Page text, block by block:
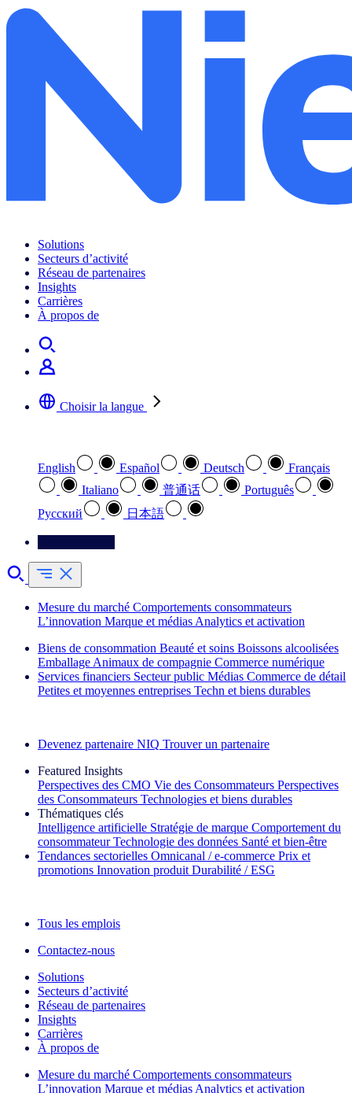
Solutions
Secteurs d’activité
Réseau de partenaires
Insights
Carrières
À propos de
Choisir la langue
English Español Deutsch
Français
Italiano
普通话
Português
Pусский
日本語
Mesure du marché Comportements consommateurs
L’innovation Marque et médias Analytics et activation
Biens de consommation Beauté et soins Boissons alcoolisées
Emballage Animaux de compagnie Commerce numérique
Services financiers Secteur public Médias Commerce de détail
Petites et moyennes entreprises Techn et biens durables
Devenez partenaire NIQ Trouver un partenaire
Featured Insights
Perspectives des CMO Vie des Consommateurs Perspectives
des Consommateurs Technologies et biens durables
Thématiques clés
Intelligence artificielle Stratégie de marque Comportement du
consommateur Technologie des données Santé et bien‑être
Tendances sectorielles Omnicanal / e‑commerce Prix et
promotions Innovation produit Durabilité / ESG
Tous les emplois
Contactez-nous
Solutions
Secteurs d’activité
Réseau de partenaires
Insights
Carrières
À propos de
Mesure du marché Comportements consommateurs
L’innovation Marque et médias Analytics et activation